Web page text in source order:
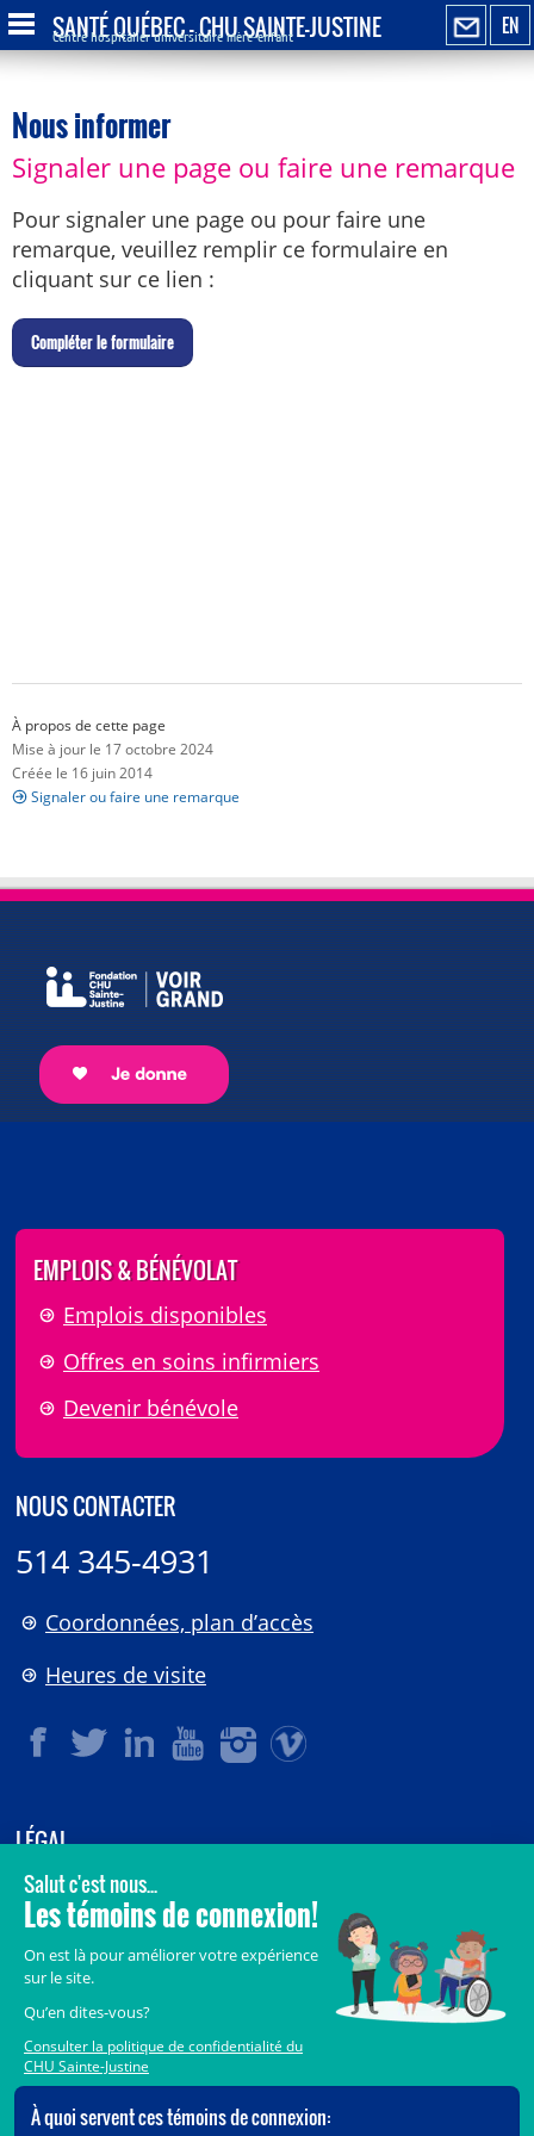
EN
SANTÉ QUÉBEC - CHU SAINTE-JUSTINE
Centre hospitalier universitaire mère-enfant
Nous informer
Signaler une page ou faire une remarque
Pour signaler une page ou pour faire une
remarque, veuillez remplir ce formulaire en
cliquant sur ce lien :
Compléter le formulaire
À propos de cette page
Mise à jour le 17 octobre 2024
Créée le 16 juin 2014
Signaler ou faire une remarque
EMPLOIS & BÉNÉVOLAT
Emplois disponibles
Offres en soins infirmiers
Devenir bénévole
NOUS CONTACTER
514 345-4931
Coordonnées, plan d’accès
Heures de visite
LÉGAL
© 2006-2026CHU Sainte-Justine.
Tous droits réservés.
Crédits
Accès aux documents des organismes publics